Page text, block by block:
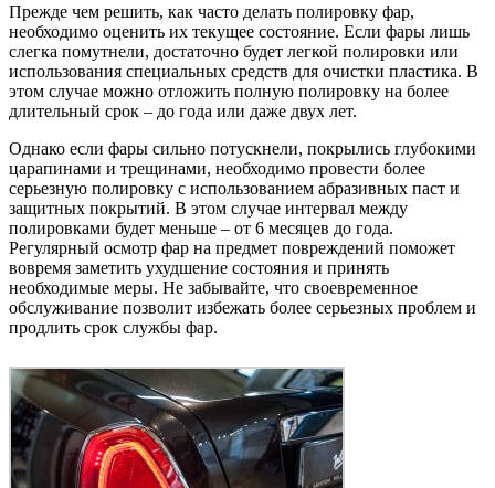
Прежде чем решить, как часто делать полировку фар,
необходимо оценить их текущее состояние. Если фары лишь
слегка помутнели, достаточно будет легкой полировки или
использования специальных средств для очистки пластика. В
этом случае можно отложить полную полировку на более
длительный срок – до года или даже двух лет.
Однако если фары сильно потускнели, покрылись глубокими
царапинами и трещинами, необходимо провести более
серьезную полировку с использованием абразивных паст и
защитных покрытий. В этом случае интервал между
полировками будет меньше – от 6 месяцев до года.
Регулярный осмотр фар на предмет повреждений поможет
вовремя заметить ухудшение состояния и принять
необходимые меры. Не забывайте, что своевременное
обслуживание позволит избежать более серьезных проблем и
продлить срок службы фар.